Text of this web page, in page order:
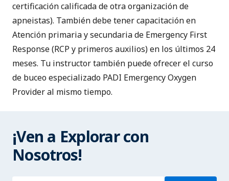
certificación calificada de otra organización de
apneistas). También debe tener capacitación en
Atención primaria y secundaria de Emergency First
Response(RCP y primeros auxilios) en los últimos 24
meses. Tu instructor también puede ofrecer el curso
de buceo especializado PADI Emergency Oxygen
Provideral mismo tiempo.
¡Ven a Explorar con
Nosotros!